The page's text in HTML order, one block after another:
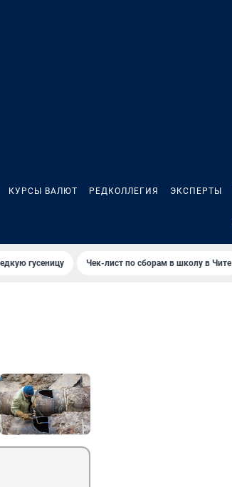
КУРСЫ ВАЛЮТ РЕДКОЛЛЕГИЯ ЭКСПЕРТЫ
гусеницу Чек-лист по сборам в школу в Чите